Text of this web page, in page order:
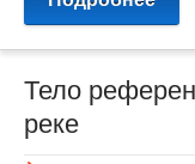
Тело
реке